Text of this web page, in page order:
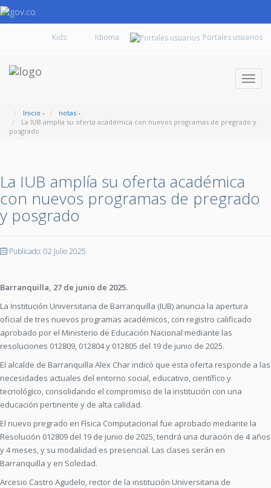
Kids Portales usuarios
Inicio - notas -
La IUB amplía su oferta académica con nuevos programas de pregrado y
posgrado
La IUB amplía su oferta académica
con nuevos programas de pregrado
y posgrado
Publicado: 02 Julio 2025
Barranquilla, 27 de junio de 2025.
La Institución Universitaria de Barranquilla (IUB) anuncia la apertura
oficial de tres nuevos programas académicos, con registro calificado
aprobado por el Ministerio de Educación Nacional mediante las
resoluciones 012809, 012804 y 012805 del 19 de junio de 2025.
El alcalde de Barranquilla Alex Char indicó que esta oferta responde a las
necesidades actuales del entorno social, educativo, científico y
tecnológico, consolidando el compromiso de la institución con una
educación pertinente y de alta calidad.
El nuevo pregrado en Física Computacional fue aprobado mediante la
Resolución 012809 del 19 de junio de 2025, tendrá una duración de 4 años
y 4 meses, y su modalidad es presencial. Las clases serán en
Barranquilla y en Soledad.
Arcesio Castro Agudelo, rector de la institución Universitaria de